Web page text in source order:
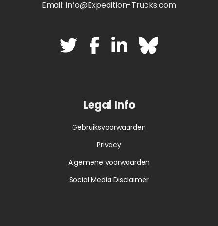
Email: info@Expedition-Trucks.com
Legal Info
Gebruiksvoorwaarden
Privacy
Algemene voorwaarden
Social Media Disclaimer